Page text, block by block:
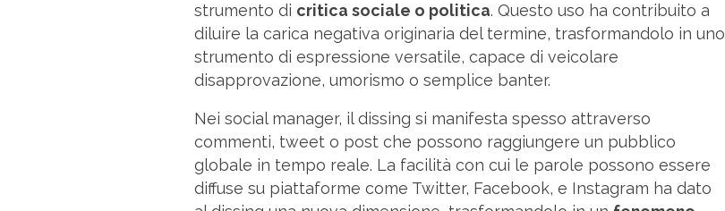
strumento di critica sociale o politica. Questo uso ha contribuito a
diluire la carica negativa originaria del termine, trasformandolo in uno
strumento di espressione versatile, capace di veicolare
disapprovazione, umorismo o semplice banter.
Nei social manager, il dissing si manifesta spesso attraverso
commenti, tweet o post che possono raggiungere un pubblico
globale in tempo reale. La facilità con cui le parole possono essere
diffuse su piattaforme come Twitter, Facebook, e Instagram ha dato